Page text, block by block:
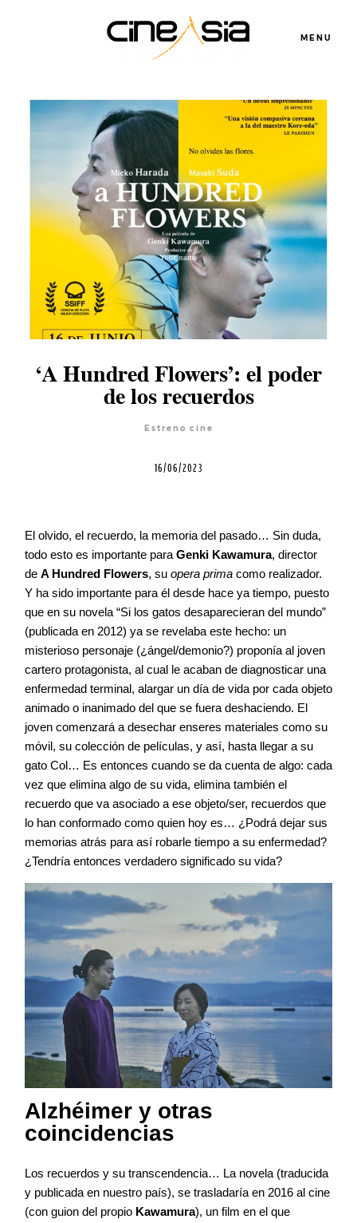
MENU
‘A Hundred Flowers’: el poder
de los recuerdos
Estreno cine
16/06/2023
El olvido, el recuerdo, la memoria del pasado… Sin duda,
todo esto es importante para Genki Kawamura, director
de A Hundred Flowers, su opera prima como realizador.
Y ha sido importante para él desde hace ya tiempo, puesto
que en su novela “Si los gatos desaparecieran del mundo”
(publicada en 2012) ya se revelaba este hecho: un
misterioso personaje (¿ángel/demonio?) proponía al joven
cartero protagonista, al cual le acaban de diagnosticar una
enfermedad terminal, alargar un día de vida por cada objeto
animado o inanimado del que se fuera deshaciendo. El
joven comenzará a desechar enseres materiales como su
móvil, su colección de películas, y así, hasta llegar a su
gato Col… Es entonces cuando se da cuenta de algo: cada
vez que elimina algo de su vida, elimina también el
recuerdo que va asociado a ese objeto/ser, recuerdos que
lo han conformado como quien hoy es… ¿Podrá dejar sus
memorias atrás para así robarle tiempo a su enfermedad?
¿Tendría entonces verdadero significado su vida?
Alzhéimer y otras
coincidencias
Los recuerdos y su transcendencia… La novela (traducida
y publicada en nuestro país), se trasladaría en 2016 al cine
(con guion del propio Kawamura), un film en el que
Cursos
Equipo
©2026 COPYRIGHT FLOTHEMES